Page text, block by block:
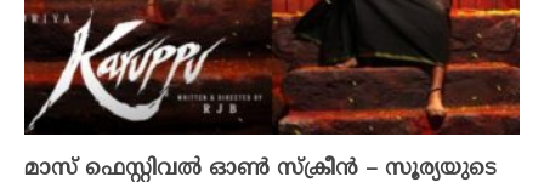
മാസ് ഫെസ്റ്റിവൽ ഓൺ സ്‌ക്രീൻ – സൂര്യയുടെ